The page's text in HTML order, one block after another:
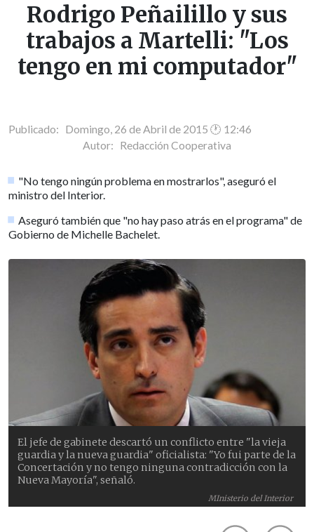
Rodrigo Peñailillo y sus
trabajos a Martelli: "Los
tengo en mi computador"
Publicado: Domingo, 26 de Abril de 2015 🕐 12:46
Autor: Redacción Cooperativa
"No tengo ningún problema en mostrarlos", aseguró el
ministro del Interior.
Aseguró también que "no hay paso atrás en el programa" de
Gobierno de Michelle Bachelet.
MInisterio del Interior
El jefe de gabinete descartó un conflicto entre "la vieja
guardia y la nueva guardia" oficialista: "Yo fui parte de la
Concertación y no tengo ninguna contradicción con la
Nueva Mayoría", señaló.